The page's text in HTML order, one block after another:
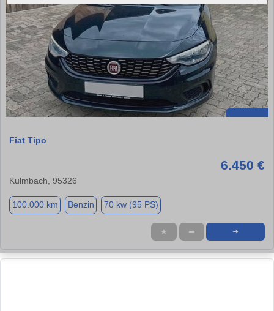
Fiat Tipo
6.450 €
Kulmbach, 95326
100.000 km Benzin 70 kw (95 PS)
★ ➦ ➜